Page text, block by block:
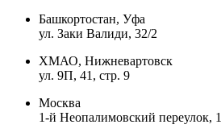
Башкортостан, Уфа
ул. Заки Валиди, 32/2
ХМАО, Нижневартовск
ул. 9П, 41, стр. 9
Москва
1-й Неопалимовский переулок,